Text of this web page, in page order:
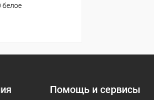
белое
Помощь и сервисы